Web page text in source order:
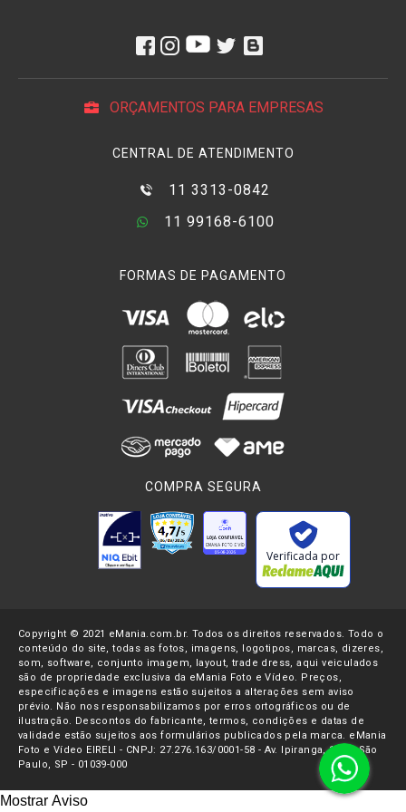
Gravador de Áudio.
EsteSistema de Microfone/Gravador Sem Fio
de áudio de timecode no microfone ou na entrada auxiliar
Receptor Rode Wireless Proenviará automaticamente o
código de tempo aos transmissores, para que as
gravações nos seus transmissores tenham o código de
tempo incorporado e sejam perfeitamente sincronizadas.
Mas você precisa gravar o código de tempo na(s) sua(s)
câmera(s) para que seus arquivos de vídeo também
tenham essas informações de sincronização.
Principais Características:
• Transmissão digital de última geração de 2.4 GHz com
estável com alcance de até 260 m
• Compatibilidade universal com Câmeras, SmartPhones e
Computadores
• Capacidade de Timecode avançada para sincronização
de áudio rápida e fácil na pós-produção
• Tecnologia Intelligent GainAssist, controle de ganho de
saída flexível e canal de segurança para garantir áudio
cristalino ao gravar diretamente na câmera
• 32 GB de armazenamento em cada transmissor para
• Conectores TRS P2 de 3.5mm com trava para segurança
ORÇAMENTOS PARA EMPRESAS
CENTRAL DE ATENDIMENTO
11 3313-0842
11 99168-6100
FORMAS DE PAGAMENTO
COMPRA SEGURA
Verificada por
Copyright © 2021 eMania.com.br. Todos os direitos reservados. Todo o
conteúdo do site, todas as fotos, imagens, logotipos, marcas, dizeres,
som, software, conjunto imagem, layout, trade dress, aqui veiculados
são de propriedade exclusiva da eMania Foto e Vídeo. Preços,
especificações e imagens estão sujeitos a alterações sem aviso
prévio. Não nos responsabilizamos por erros ortográficos ou de
ilustração. Descontos do fabricante, termos, condições e datas de
validade estão sujeitos aos formulários publicados pela marca. eMania
Foto e Vídeo EIRELI - CNPJ: 27.276.163/0001-58 - Av. Ipiranga, 1107- São
Paulo, SP - 01039-000
Mostrar Aviso